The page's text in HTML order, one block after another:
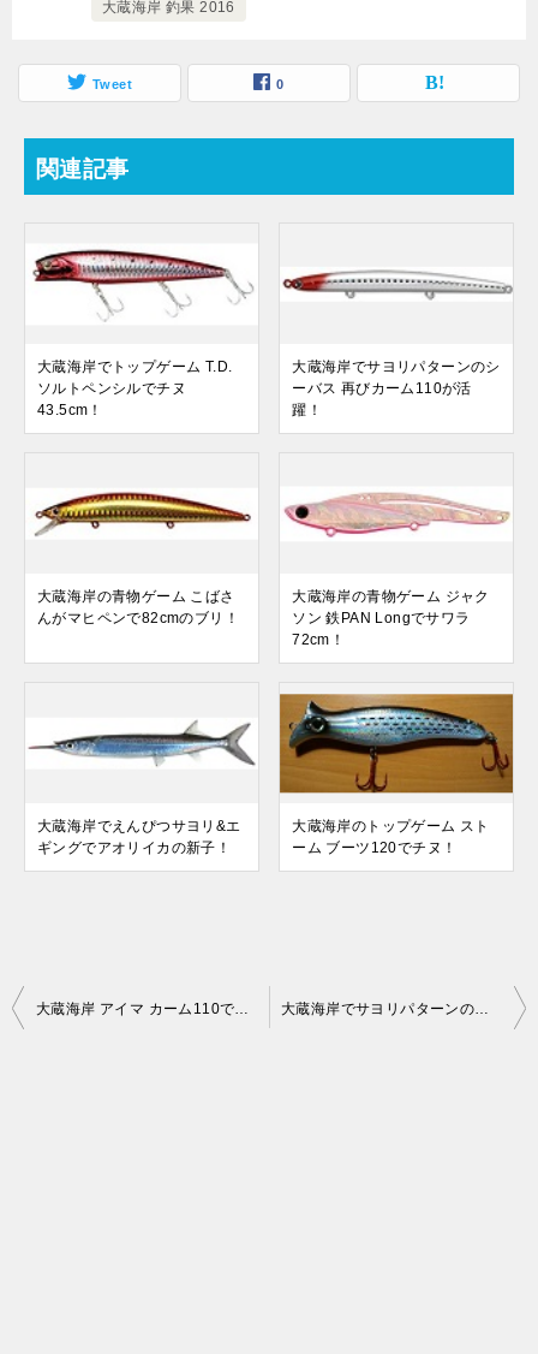
大蔵海岸 釣果 2016
Tweet 0
関連記事
大蔵海岸でトップゲーム T.D.
ソルトペンシルでチヌ
43.5cm！
大蔵海岸でサヨリパターンのシ
ーバス 再びカーム110が活
躍！
大蔵海岸の青物ゲーム こばさ
んがマヒペンで82cmのブリ！
大蔵海岸の青物ゲーム ジャク
ソン 鉄PAN Longでサワラ
72cm！
大蔵海岸でえんぴつサヨリ&エ
ギングでアオリイカの新子！
大蔵海岸のトップゲーム スト
ーム ブーツ120でチヌ！
投
大蔵海岸 アイマ カーム110でサヨリパターンのシーバス攻略！ 大蔵海岸でサヨリパターンのシーバス 再びカーム110が活躍！